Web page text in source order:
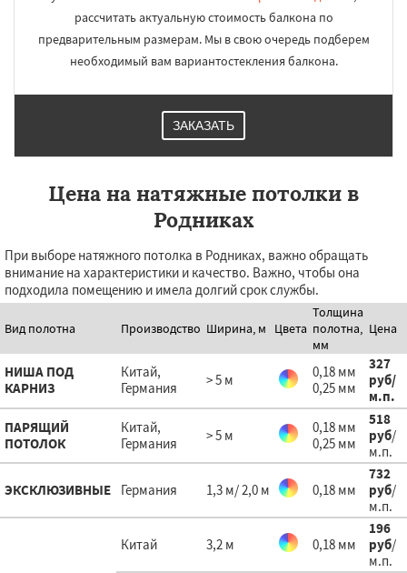
рассчитать актуальную стоимость балкона по
предварительным размерам. Мы в свою очередь подберем
необходимый вам вариантостекления балкона.
ЗАКАЗАТЬ
Цена на натяжные потолки в
Родниках
При выборе натяжного потолка в Родниках, важно обращать
внимание на характеристики и качество. Важно, чтобы она
подходила помещению и имела долгий срок службы.
Вид полотна Производство Ширина, м Цвета
Толщина
полотна,
мм
Цена
НИША ПОД
КАРНИЗ
Китай,
Германия
> 5 м
0,18 мм
0,25 мм
327
руб/
м.п.
ПАРЯЩИЙ
ПОТОЛОК
Китай,
Германия
> 5 м
0,18 мм
0,25 мм
518
руб/
м.п.
ЭКСКЛЮЗИВНЫЕ Германия 1,3 м/ 2,0 м 0,18 мм
732
руб/
м.п.
Китай 3,2 м 0,18 мм
196
руб/
м.п.